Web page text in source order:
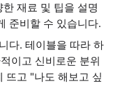
재료 및 팁을 설명
준비할 수 있습니다.
다. 테이블을 따라 하
이고 신비로운 분위
뜨고 "나도 해보고 싶